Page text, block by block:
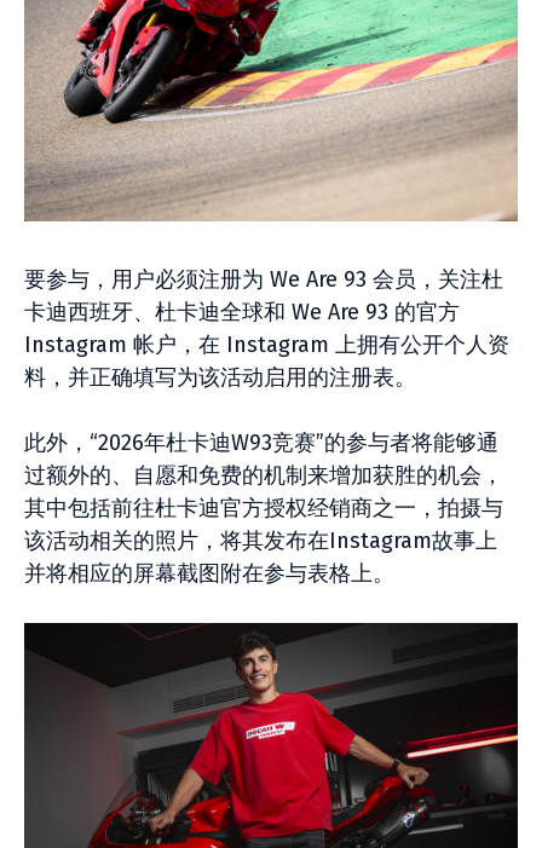
要参与，用户必须注册为 We Are 93 会员，关注杜
卡迪西班牙、杜卡迪全球和 We Are 93 的官方
Instagram 帐户，在 Instagram 上拥有公开个人资
料，并正确填写为该活动启用的注册表。
此外，“2026年杜卡迪W93竞赛”的参与者将能够通
过额外的、自愿和免费的机制来增加获胜的机会，
其中包括前往杜卡迪官方授权经销商之一，拍摄与
该活动相关的照片，将其发布在Instagram故事上
并将相应的屏幕截图附在参与表格上。